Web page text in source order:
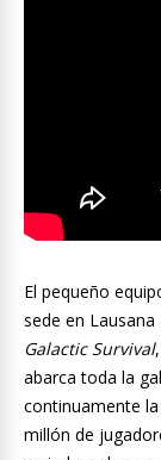
El pequeño
sede en
Galactic Survival
abarca toda la
continuamente
millón de